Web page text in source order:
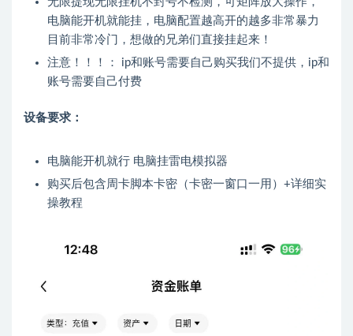
电脑能开机就能挂，电脑配置越高开的越多非常暴力
目前非常冷门，想做的兄弟们直接挂起来！
注意！！！： ip和账号需要自己购买我们不提供，ip和
账号需要自己付费
设备要求：
电脑能开机就行 电脑挂雷电模拟器
购买后包含周卡脚本卡密（卡密一窗口一用）+详细实
操教程